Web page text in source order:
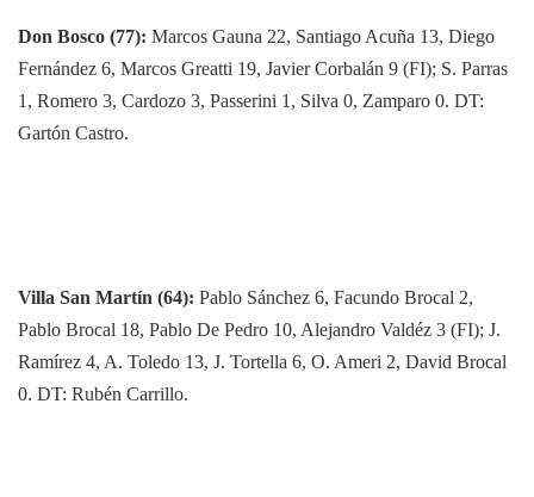
Don Bosco (77): Marcos Gauna 22, Santiago Acuña 13, Diego
Fernández 6, Marcos Greatti 19, Javier Corbalán 9 (FI); S. Parras
1, Romero 3, Cardozo 3, Passerini 1, Silva 0, Zamparo 0. DT:
Gartón Castro.
Villa San Martín (64): Pablo Sánchez 6, Facundo Brocal 2,
Pablo Brocal 18, Pablo De Pedro 10, Alejandro Valdéz 3 (FI); J.
Ramírez 4, A. Toledo 13, J. Tortella 6, O. Ameri 2, David Brocal
0. DT: Rubén Carrillo.